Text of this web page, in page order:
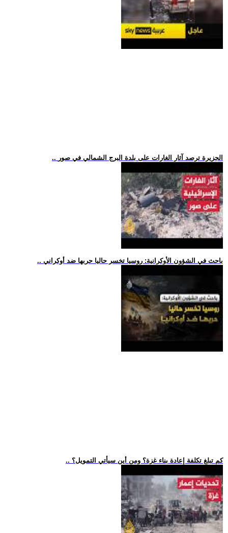
.. الجزيرة ترصد آثار الغارات على بلدة البرج الشمالي في صور
.. باحث في الشؤون الأوكرانية: روسيا تخسر حاليا حربها ضد أوكراني
.. كم تبلغ تكلفة إعادة بناء غزة؟ ومن أين سيأتي التمويل؟